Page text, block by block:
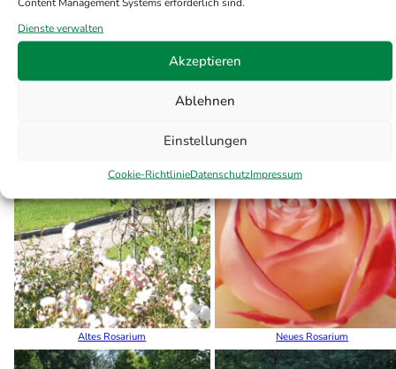
Dienste verwalten
Akzeptieren
Ablehnen
Einstellungen
Cookie-RichtlinieDatenschutzImpressum
Altes Rosarium Neues Rosarium